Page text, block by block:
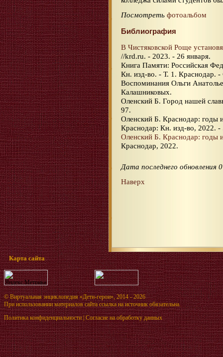
Посмотреть фотоальбом
Библиография
В Чистяковской Роще
//krd.ru. - 2023. - 26 января.
Книга Памяти: Российская
Кн. изд-во. - Т. 1. Краснодар.
Воспоминания Ольги
Калашниковых.
Оленский Б. Город нашей
97.
Оленский Б. Краснодар: годы
Краснодар: Кн. изд-во, 2022. -
Оленский Б. Краснодар: годы
Краснодар, 2022.
Дата последнего обновления
Наверх
Карта сайта
©Виртуальная энциклопедия «Дети-герои», 2014 - 2026
При использовании материалов сайта ссылка на источник обязательна.
Политика конфиденциальности|Согласие на обработку данных